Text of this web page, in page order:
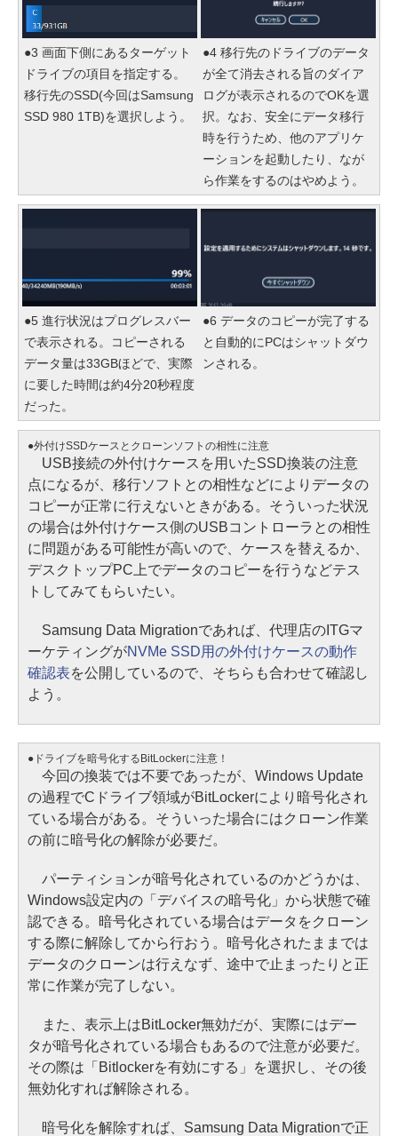
●3 画面下側にあるターゲット
ドライブの項目を指定する。
移行先のSSD(今回はSamsung
SSD 980 1TB)を選択しよう。
●4 移行先のドライブのデータ
が全て消去される旨のダイア
ログが表示されるのでOKを選
択。なお、安全にデータ移行
時を行うため、他のアプリケ
ーションを起動したり、なが
ら作業をするのはやめよう。
●5 進行状況はプログレスバー
で表示される。コピーされる
データ量は33GBほどで、実際
に要した時間は約4分20秒程度
だった。
●6 データのコピーが完了する
と自動的にPCはシャットダウ
ンされる。
●外付けSSDケースとクローンソフトの相性に注意
USB接続の外付けケースを用いたSSD換装の注意
点になるが、移行ソフトとの相性などによりデータの
コピーが正常に行えないときがある。そういった状況
の場合は外付けケース側のUSBコントローラとの相性
に問題がある可能性が高いので、ケースを替えるか、
デスクトップPC上でデータのコピーを行うなどテス
トしてみてもらいたい。
Samsung Data Migrationであれば、代理店のITGマ
ーケティングがNVMe SSD用の外付けケースの動作
確認表を公開しているので、そちらも合わせて確認し
よう。
●ドライブを暗号化するBitLockerに注意！
今回の換装では不要であったが、Windows Update
の過程でCドライブ領域がBitLockerにより暗号化され
ている場合がある。そういった場合にはクローン作業
の前に暗号化の解除が必要だ。
パーティションが暗号化されているのかどうかは、
Windows設定内の「デバイスの暗号化」から状態で確
認できる。暗号化されている場合はデータをクローン
する際に解除してから行おう。暗号化されたままでは
データのクローンは行えなず、途中で止まったりと正
常に作業が完了しない。
また、表示上はBitLocker無効だが、実際にはデー
タが暗号化されている場合もあるので注意が必要だ。
その際は「Bitlockerを有効にする」を選択し、その後
無効化すれば解除される。
暗号化を解除すれば、Samsung Data Migrationで正